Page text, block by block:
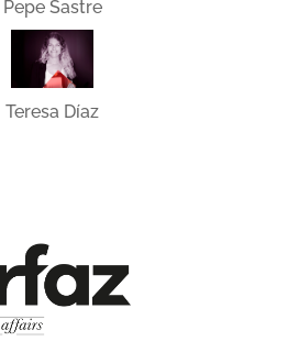
Pepe Sastre
Teresa Díaz